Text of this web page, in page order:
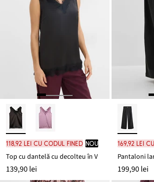
118,92 lei cu codul FINED nou
Top cu dantelă cu decolteu în V
139,90 lei
169,92 lei
Pantaloni
199,90 lei